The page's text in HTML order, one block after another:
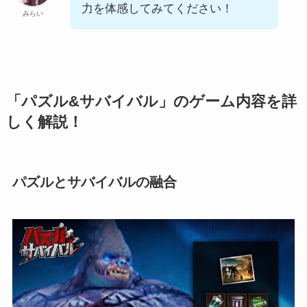
みらい
力を体感してみてください！
「パズル&サバイバル」のゲーム内容を詳
しく解説！
パズルとサバイバルの融合